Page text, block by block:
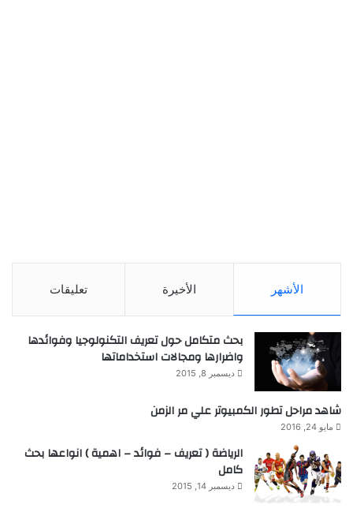
الأشهر الأخيرة تعليقات
بحث متكامل حول تعريف التكنولوجيا وفوائدها
واضرارها ومجالات استخداماتها
ديسمبر 8, 2015
شاهد مراحل تطور الكمبيوتر علي مر الزمن
مايو 24, 2016
الرياضة ( تعريف – فوائد – اهمية ) انواعها بحث
كامل
ديسمبر 14, 2015